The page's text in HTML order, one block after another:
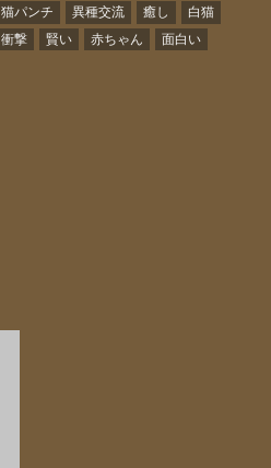
猫パンチ 異種交流 癒し
白猫
衝撃 賢い 赤ちゃん
面白い